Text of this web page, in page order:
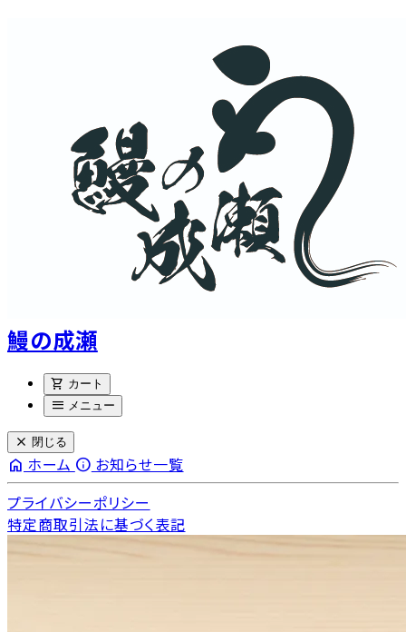
鰻の成瀬
shopping_cart カート
menu メニュー
close 閉じる
home ホーム info お知らせ一覧
プライバシーポリシー
特定商取引法に基づく表記